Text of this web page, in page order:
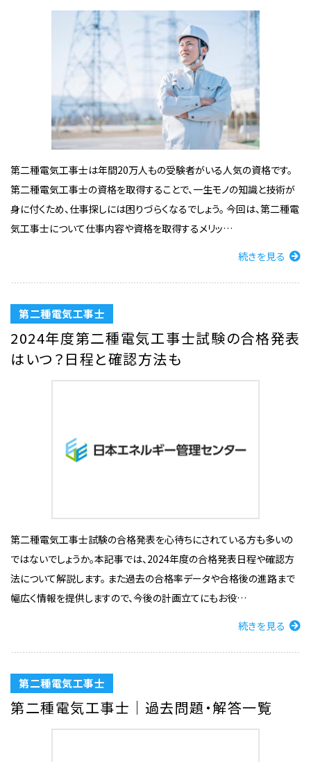
第二種電気工事士は年間20万人もの受験者がいる人気の資格です。
第二種電気工事士の資格を取得することで、一生モノの知識と技術が
身に付くため、仕事探しには困りづらくなるでしょう。 今回は、第二種電
気工事士について仕事内容や資格を取得するメリッ…
続きを見る
第二種電気工事士
2024年度第二種電気工事士試験の合格発表
はいつ？日程と確認方法も
第二種電気工事士試験の合格発表を心待ちにされている方も多いの
ではないでしょうか。本記事では、2024年度の合格発表日程や確認方
法について解説します。 また過去の合格率データや合格後の進路まで
幅広く情報を提供しますので、今後の計画立てにもお役…
続きを見る
第二種電気工事士
第二種電気工事士｜過去問題・解答一覧